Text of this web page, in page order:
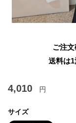
ご注
送料は1
4,010 円
サイズ